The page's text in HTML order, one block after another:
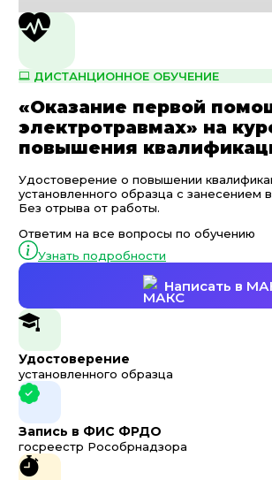
ДИСТАНЦИОННОЕ ОБУЧЕНИЕ
«Оказание первой
электротравмах» на
повышения
Удостоверение о повышении
установленного образца с
Без отрыва от работы.
Ответим на все вопросы по обучению
Узнать подробности
Написать в
Удостоверение
установленного образца
Запись в ФИС ФРДО
госреестр Рособрнадзора